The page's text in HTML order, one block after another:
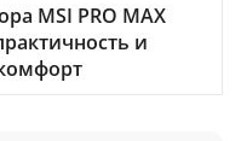
MSI PRO MAX
и